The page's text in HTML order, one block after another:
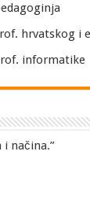
hrvatskog i
informatike
i načina.”